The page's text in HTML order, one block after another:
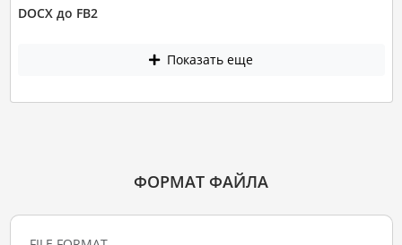
DOCX до FB2
Показать еще
ФОРМАТ ФАЙЛА